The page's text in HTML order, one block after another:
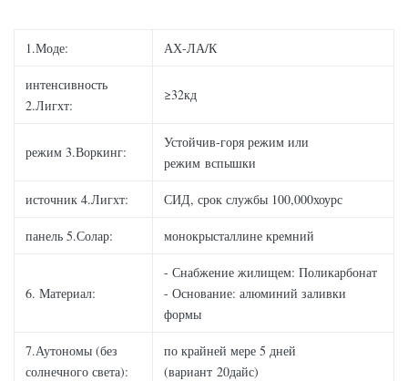
1.Моде: АХ-ЛА/К
интенсивность
2.Лигхт:
≥32кд
режим 3.Воркинг:
Устойчив-горя режим или
режим вспышки
источник 4.Лигхт: СИД, срок службы 100,000хоурс
панель 5.Солар: монокрысталлине кремний
6. Материал:
- Снабжение жилищем: Поликарбонат
- Основание: алюминий заливки
формы
7.Аутономы (без
солнечного света):
по крайней мере 5 дней
(вариант 20дайс)